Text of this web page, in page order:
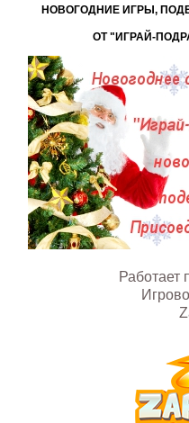
НОВОГОДНИЕ ИГРЫ,
ОТ "ИГРАЙ-
Работает